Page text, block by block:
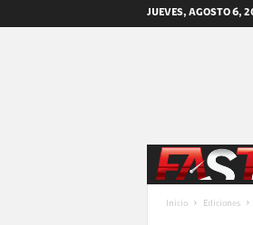
JUEVES, AGOSTO 6,
Inicio Ediciones